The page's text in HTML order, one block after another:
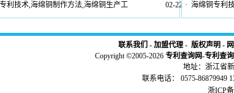
利技术,海绵铜制作方法,海绵铜生产工 02-22 · 海绵铜专利
联系我们 - 加盟代理- 版权声明 -
Copyright ©2005-2026 专利查询网-专利查询
地址：浙江省
联系电话： 0575-86879949
浙ICP